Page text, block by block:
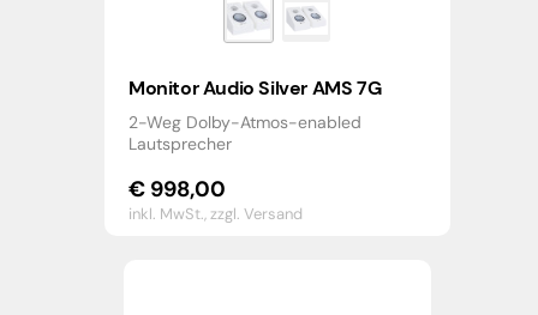
Monitor Audio Silver AMS 7G
2-Weg Dolby-Atmos-enabled
Lautsprecher
€ 998,00
inkl. MwSt.,zzgl. Versand